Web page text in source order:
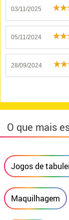
03/11/2025
05/11/2024
28/09/2024
O que mais
Jogos de
Maquilhagem